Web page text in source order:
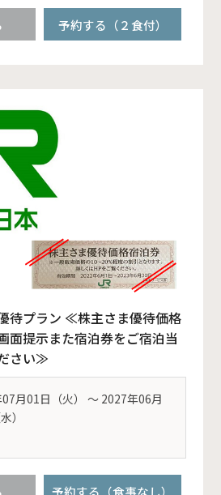
予約する（２食付）
待プラン ≪株主さま優待価格
面提示また宿泊券をご宿泊当
さい≫
月01日（火） 〜 2027年06月
）
予約する（食事なし）